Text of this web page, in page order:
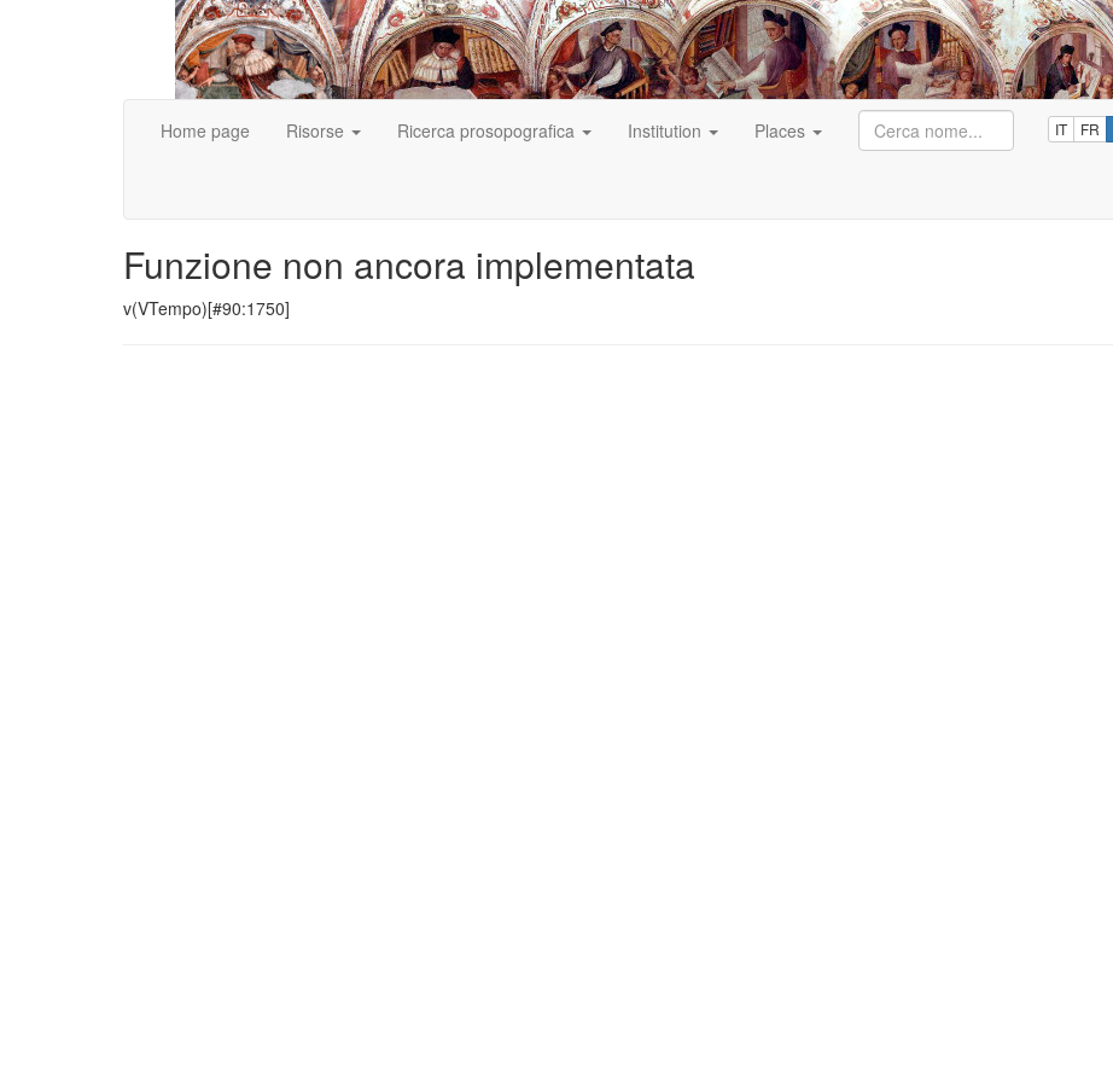
Home page Risorse Ricerca prosopografica Institution Places IT FR
Funzione non ancora implementata
v(VTempo)[#90:1750]